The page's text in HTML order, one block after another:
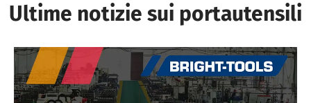
Ultime notizie sui portautensili